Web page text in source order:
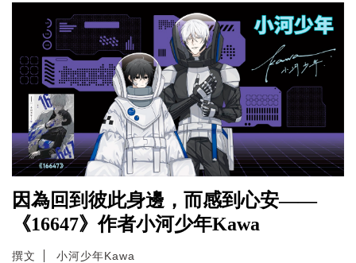
因為回到彼此身邊，而感到心安——
《16647》作者小河少年Kawa
撰文 小河少年Kawa